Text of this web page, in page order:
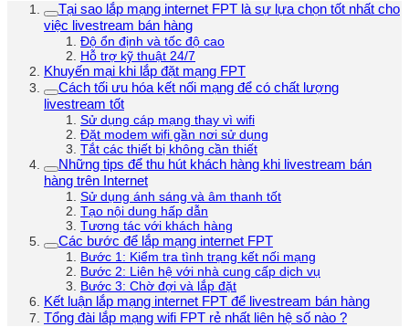
Tại sao lắp mạng internet FPT là sự lựa chọn tốt nhất cho
việc livestream bán hàng
Độ ổn định và tốc độ cao
Hỗ trợ kỹ thuật 24/7
Khuyến mại khi lắp đặt mạng FPT
Cách tối ưu hóa kết nối mạng để có chất lượng
livestream tốt
Sử dụng cáp mạng thay vì wifi
Đặt modem wifi gần nơi sử dụng
Tắt các thiết bị không cần thiết
Những tips để thu hút khách hàng khi livestream bán
hàng trên Internet
Sử dụng ánh sáng và âm thanh tốt
Tạo nội dung hấp dẫn
Tương tác với khách hàng
Các bước để lắp mạng internet FPT
Bước 1: Kiểm tra tình trạng kết nối mạng
Bước 2: Liên hệ với nhà cung cấp dịch vụ
Bước 3: Chờ đợi và lắp đặt
Kết luận lắp mạng internet FPT để livestream bán hàng
Tổng đài lắp mạng wifi FPT rẻ nhất liên hệ số nào ?